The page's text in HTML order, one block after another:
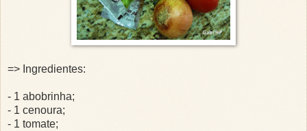
=> Ingredientes:
- 1 abobrinha;
- 1 cenoura;
- 1 tomate;